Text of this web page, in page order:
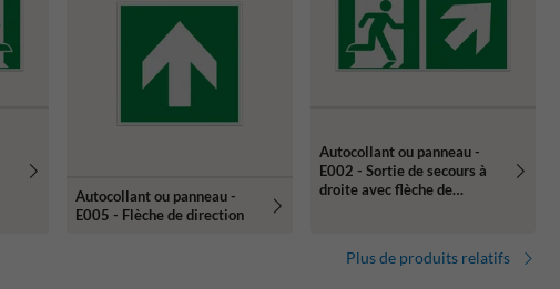
Autocollant ou panneau -
E005 - Flèche de direction
Autocollant ou panneau -
E002 - Sortie de secours à
droite avec flèche de
Plus de produits relatifs